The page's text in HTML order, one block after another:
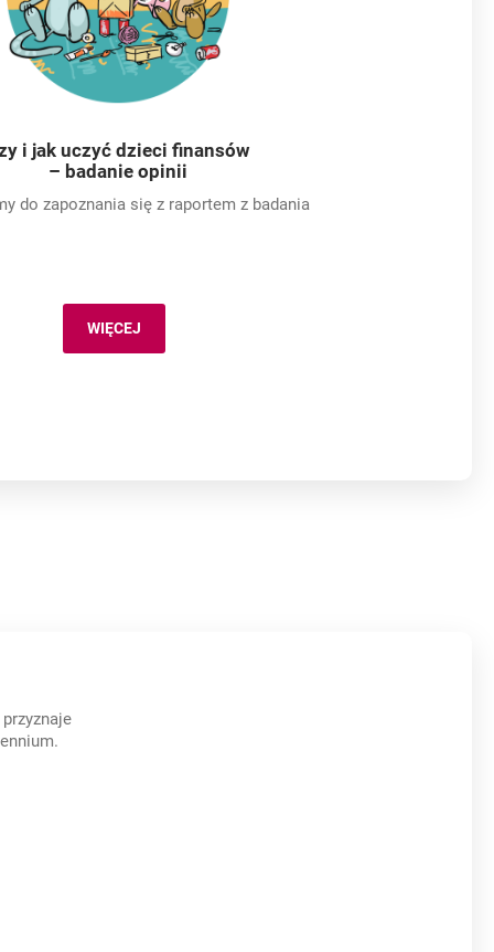
i jak uczyć dzieci finansów
– badanie opinii
do zapoznania się z raportem z badania
WIĘCEJ